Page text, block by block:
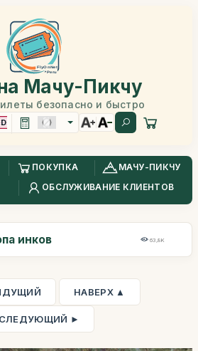
Мачу-Пикчу
безопасно и быстро
ПОКУПКА
МАЧУ-ПИКЧУ
ОБСЛУЖИВАНИЕ КЛИЕНТОВ
инков 63,8K
НАВЕРХ ▲
СЛЕДУЮЩИЙ ►